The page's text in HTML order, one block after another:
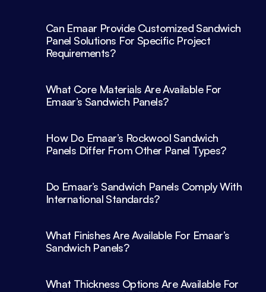
Can Emaar Provide Customized Sandwich
Panel Solutions For Specific Project
Requirements?
What Core Materials Are Available For
Emaar’s Sandwich Panels?
How Do Emaar’s Rockwool Sandwich
Panels Differ From Other Panel Types?
Do Emaar’s Sandwich Panels Comply With
International Standards?
What Finishes Are Available For Emaar’s
Sandwich Panels?
What Thickness Options Are Available For